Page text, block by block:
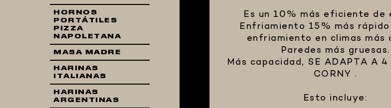
HORNOS
PORTÁTILES
PIZZA
NAPOLETANA
MASA MADRE
HARINAS
ITALIANAS
HARINAS
ARGENTINAS
Es un 10% más eficiente de
Enfriamiento 15% más
enfriamiento en climas más
Paredes más gruesas.
Más capacidad, SE ADAPTA A 4
CORNY .
Esto incluye: